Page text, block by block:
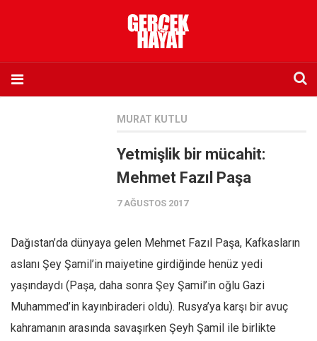
Abone olmak istiyorum
Sosyal Medya
Twitter
Facebook
MURAT KUTLU
Yetmişlik bir mücahit:
Mehmet Fazıl Paşa
7 AĞUSTOS 2017
Dağıstan’da dünyaya gelen Mehmet Fazıl Paşa, Kafkasların
aslanı Şey Şamil’in maiyetine girdiğinde henüz yedi
yaşındaydı (Paşa, daha sonra Şey Şamil’in oğlu Gazi
Muhammed’in kayınbiraderi oldu). Rusya’ya karşı bir avuç
kahramanın arasında savaşırken Şeyh Şamil ile birlikte